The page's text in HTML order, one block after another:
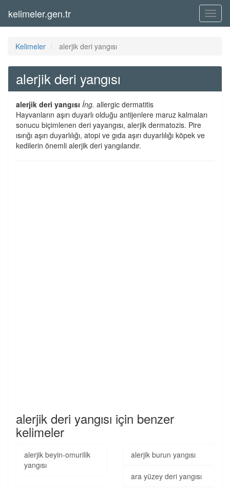
Menü
kelimeler.gen.tr
Kelimeler alerjik deri yangısı
alerjik deri yangısı
alerjik deri yangısı İng. allergic dermatitis
Hayvanların aşırı duyarlı olduğu antijenlere maruz kalmaları
sonucu biçimlenen deri yayangısı, alerjik dermatozis. Pire
ısırığı aşırı duyarlılığı, atopi ve gıda aşırı duyarlılığı köpek ve
kedilerin önemli alerjik deri yangılarıdır.
alerjik deri yangısı için benzer
kelimeler
alerjik beyin-omurilik
yangısı
alerjik burun yangısı
ara yüzey deri yangısı